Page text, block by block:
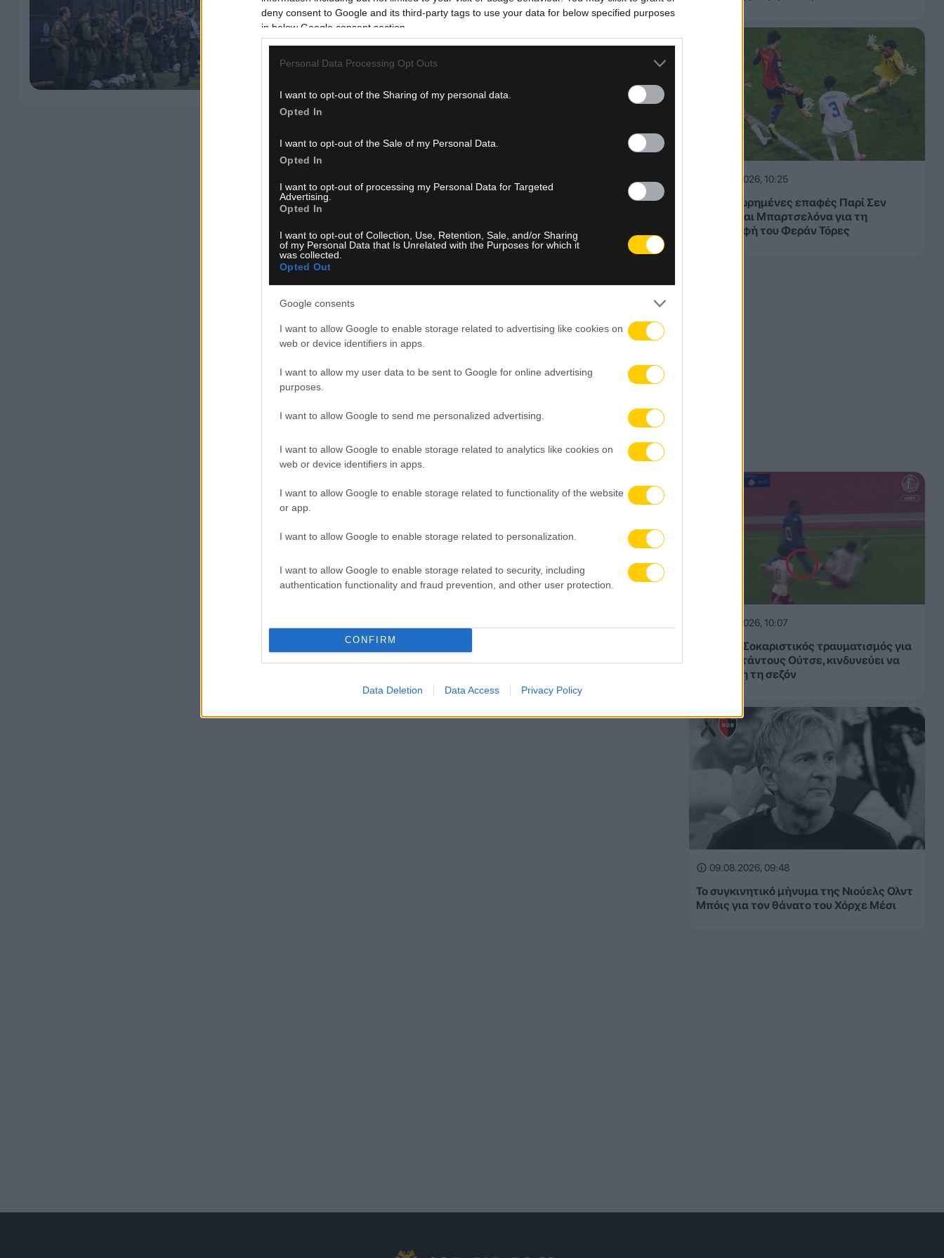
deny consent to Google and its third-party tags to use your data for below specified purposes
in below Google consent section.
Personal Data Processing Opt Outs
I want to opt-out of the Sharing of my personal data.
Opted In
I want to opt-out of the Sale of my Personal Data.
Opted In
I want to opt-out of processing my Personal Data for Targeted
Advertising.
Opted In
I want to opt-out of Collection, Use, Retention, Sale, and/or Sharing
of my Personal Data that Is Unrelated with the Purposes for which it
was collected.
Opted Out
Google consents
I want to allow Google to enable storage related to advertising like cookies on
web or device identifiers in apps.
I want to allow my user data to be sent to Google for online advertising
purposes.
I want to allow Google to send me personalized advertising.
I want to allow Google to enable storage related to analytics like cookies on
web or device identifiers in apps.
I want to allow Google to enable storage related to functionality of the website
or app.
I want to allow Google to enable storage related to personalization.
I want to allow Google to enable storage related to security, including
authentication functionality and fraud prevention, and other user protection.
CONFIRM
Data Deletion Data Access Privacy Policy
Αυξημένα μέτρα ασφαλείας στη Θεσσαλονίκη για τη ΔΕΘ 2024:
3.000 αστυνομικοί, drones, «Αύρες» και αυστηρός έλεγχος στο
μετρό.
09.08.2026, 10:25
Σε προχωρημένες επαφές Παρί Σεν
Ζερμέν και Μπαρτσελόνα για τη
μεταγραφή του Φεράν Τόρες
09.08.2026, 10:07
Χετάφε: Σοκαριστικός τραυματισμός για
τον Κριστάντους Ούτσε, κινδυνεύει να
χάσει όλη τη σεζόν
09.08.2026, 09:48
Το συγκινητικό μήνυμα της Νιούελς Ολντ
Μπόις για τον θάνατο του Χόρχε Μέσι